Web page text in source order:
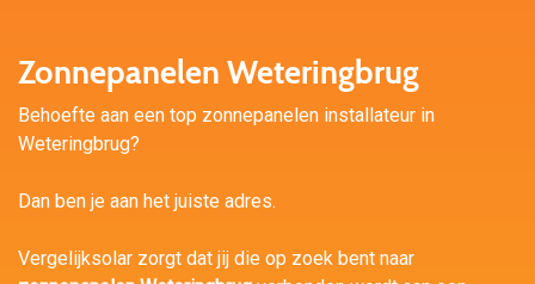
Zonnepanelen Weteringbrug
Behoefte aan een top zonnepanelen installateur in
Weteringbrug?
Dan ben je aan het juiste adres.
Vergelijksolar zorgt dat jij die op zoek bent naar